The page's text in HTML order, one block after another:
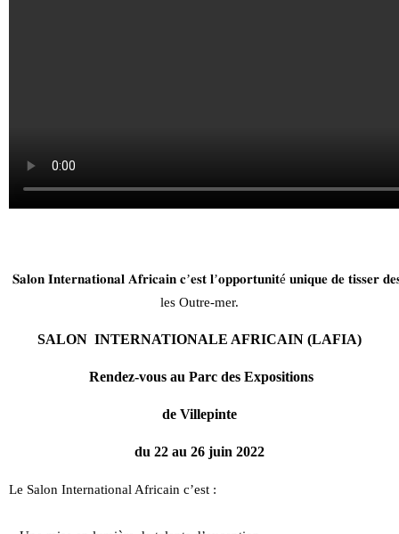
𝐒𝐚𝐥𝐨𝐧 𝐈𝐧𝐭𝐞𝐫𝐧𝐚𝐭𝐢𝐨𝐧𝐚𝐥 𝐀𝐟𝐫𝐢𝐜𝐚𝐢𝐧 𝐜’𝐞𝐬𝐭 𝐥’𝐨𝐩𝐩𝐨𝐫𝐭𝐮𝐧𝐢𝐭é 𝐮𝐧𝐢𝐪𝐮𝐞 𝐝𝐞 𝐭𝐢𝐬𝐬𝐞𝐫
les Outre-mer.
SALON INTERNATIONALE AFRICAIN (LAFIA)
Rendez-vous au Parc des Expositions
de Villepinte
du 22 au 26 juin 2022
Le Salon International Africain c’est :